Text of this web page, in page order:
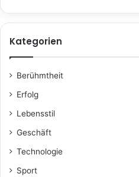
Kategorien
Berühmtheit
Erfolg
Lebensstil
Geschäft
Technologie
Sport